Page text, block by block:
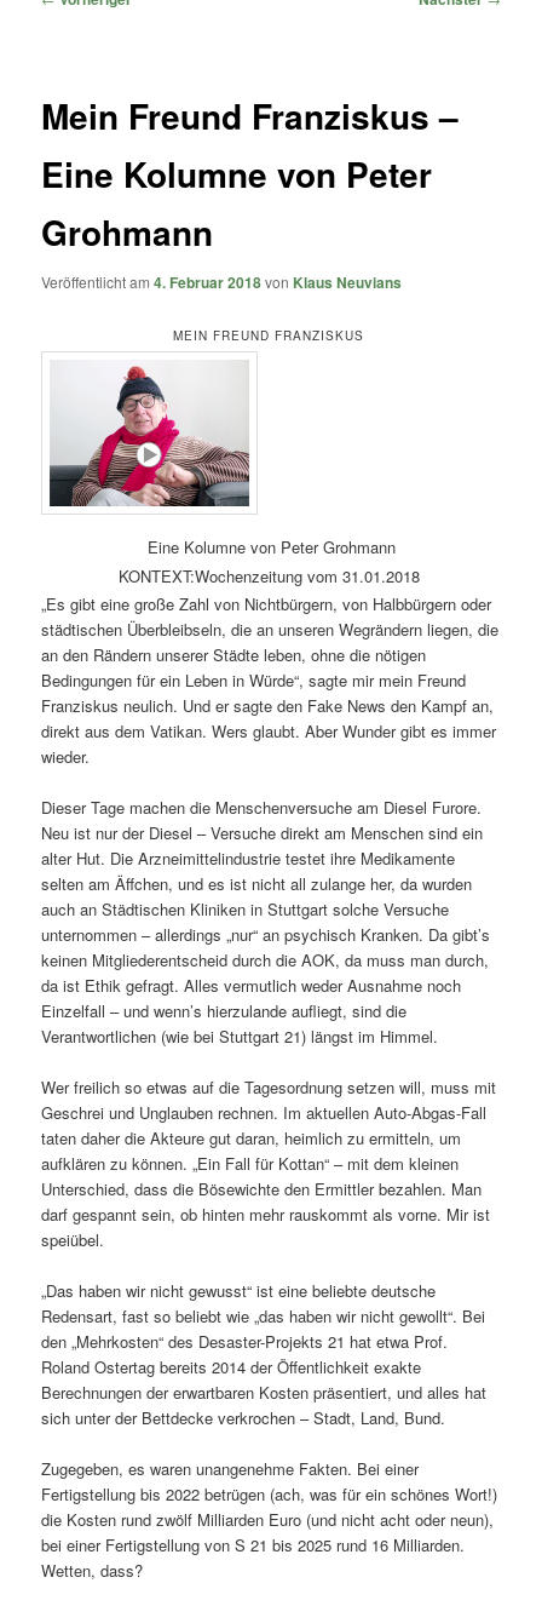
Mein Freund Franziskus –
Eine Kolumne von Peter
Grohmann
Veröffentlicht am4. Februar 2018von Klaus Neuvians
MEIN FREUND FRANZISKUS
Eine Kolumne von Peter Grohmann
KONTEXT:Wochenzeitung vom 31.01.2018
„Es gibt eine große Zahl von Nichtbürgern, von Halbbürgern oder
städtischen Überbleibseln, die an unseren Wegrändern liegen, die
an den Rändern unserer Städte leben, ohne die nötigen
Bedingungen für ein Leben in Würde“, sagte mir mein Freund
Franziskus neulich. Und er sagte den Fake News den Kampf an,
direkt aus dem Vatikan. Wers glaubt. Aber Wunder gibt es immer
wieder.
Dieser Tage machen die Menschenversuche am Diesel Furore.
Neu ist nur der Diesel – Versuche direkt am Menschen sind ein
alter Hut. Die Arzneimittelindustrie testet ihre Medikamente
selten am Äffchen, und es ist nicht all zulange her, da wurden
auch an Städtischen Kliniken in Stuttgart solche Versuche
unternommen – allerdings „nur“ an psychisch Kranken. Da gibt’s
keinen Mitgliederentscheid durch die AOK, da muss man durch,
da ist Ethik gefragt. Alles vermutlich weder Ausnahme noch
Einzelfall – und wenn’s hierzulande aufliegt, sind die
Verantwortlichen (wie bei Stuttgart 21) längst im Himmel.
Wer freilich so etwas auf die Tagesordnung setzen will, muss mit
Geschrei und Unglauben rechnen. Im aktuellen Auto-Abgas-Fall
taten daher die Akteure gut daran, heimlich zu ermitteln, um
aufklären zu können. „Ein Fall für Kottan“ – mit dem kleinen
Unterschied, dass die Bösewichte den Ermittler bezahlen. Man
darf gespannt sein, ob hinten mehr rauskommt als vorne. Mir ist
speiübel.
„Das haben wir nicht gewusst“ ist eine beliebte deutsche
Redensart, fast so beliebt wie „das haben wir nicht gewollt“. Bei
den „Mehrkosten“ des Desaster-Projekts 21 hat etwa Prof.
Roland Ostertag bereits 2014 der Öffentlichkeit exakte
Berechnungen der erwartbaren Kosten präsentiert, und alles hat
sich unter der Bettdecke verkrochen – Stadt, Land, Bund.
Zugegeben, es waren unangenehme Fakten. Bei einer
Fertigstellung bis 2022 betrügen (ach, was für ein schönes Wort!)
die Kosten rund zwölf Milliarden Euro (und nicht acht oder neun),
bei einer Fertigstellung von S 21 bis 2025 rund 16 Milliarden.
Wetten, dass?